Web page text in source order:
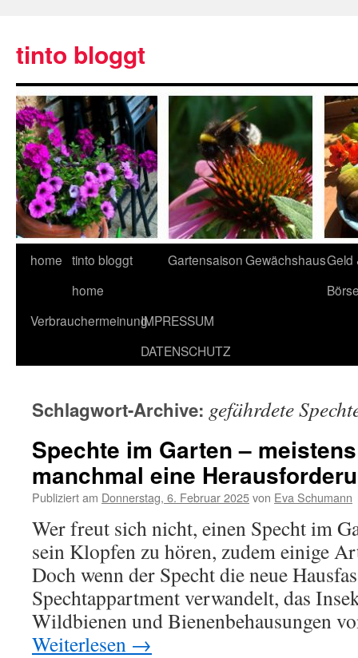
tinto bloggt
home tinto bloggt
home
GartensaisonGewächshausGeld
VerbrauchermeinungIMPRESSUM
DATENSCHUTZ
Schlagwort-Archive: gefährdete
Spechte im Garten –
manchmal eine
Publiziert am Donnerstag, 6. Februar 2025von Eva Schumann
Wer freut sich nicht, einen Specht im
sein Klopfen zu hören, zudem einige
Doch wenn der Specht die neue
Spechtappartment verwandelt, das
Wildbienen und Bienenbehausungen
Weiterlesen →